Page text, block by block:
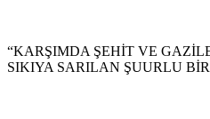
“KARŞIMDA ŞEHİT VE
SIKIYA SARILAN ŞUURLU